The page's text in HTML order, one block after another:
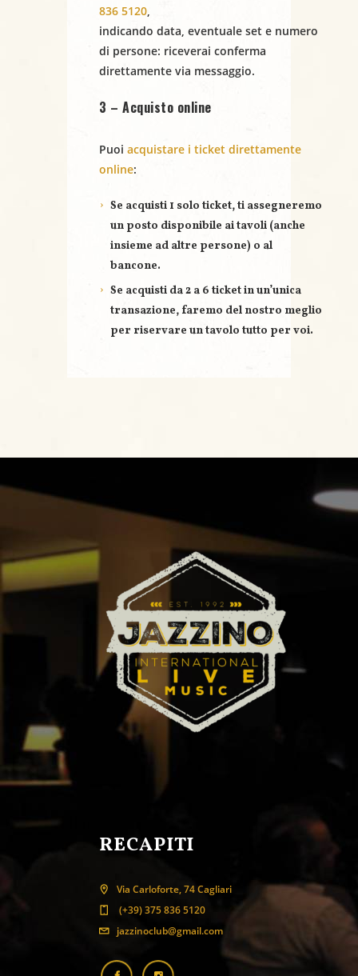
e
836 5120,
indicando data, eventuale set e numero
di persone: riceverai conferma
direttamente via messaggio.
3 – Acquisto online
Puoi acquistare i ticket direttamente
online:
Se acquisti 1 solo ticket, ti assegneremo
un posto disponibile ai tavoli (anche
insieme ad altre persone) o al
bancone.
Se acquisti da 2 a 6 ticketin un’unica
transazione, faremo del nostro meglio
per riservare untavolo tutto per voi.
RECAPITI
Via Carloforte, 74 Cagliari
(+39) 375 836 5120
jazzinoclub@gmail.com